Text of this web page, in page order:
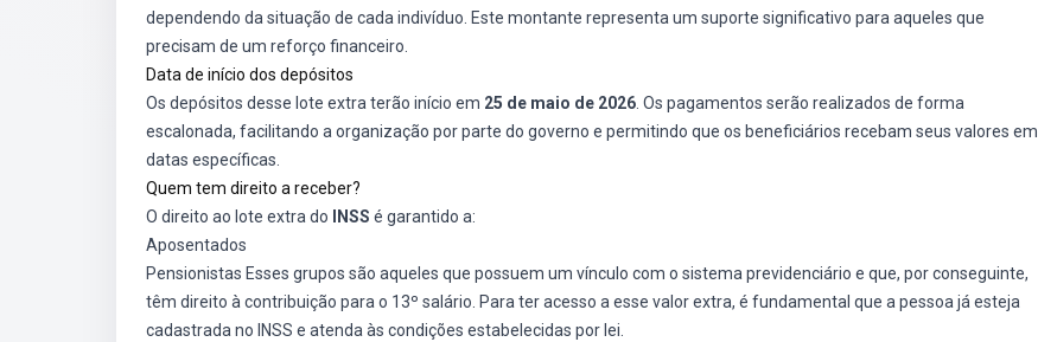
dependendo da situação de cada indivíduo. Este montante representa um suporte significativo para aqueles que
precisam de um reforço financeiro.
Data de início dos depósitos
Os depósitos desse lote extra terão início em 25 de maio de 2026 . Os pagamentos serão realizados de forma
escalonada, facilitando a organização por parte do governo e permitindo que os beneficiários recebam seus valores em
datas específicas.
Quem tem direito a receber?
O direito ao lote extra do
INSS é garantido a:
Aposentados
Pensionistas Esses grupos são aqueles que possuem um vínculo com o sistema previdenciário e que, por conseguinte,
têm direito à contribuição para o 13º salário. Para ter acesso a esse valor extra, é fundamental que a pessoa já esteja
cadastrada no INSS e atenda às condições estabelecidas por lei.